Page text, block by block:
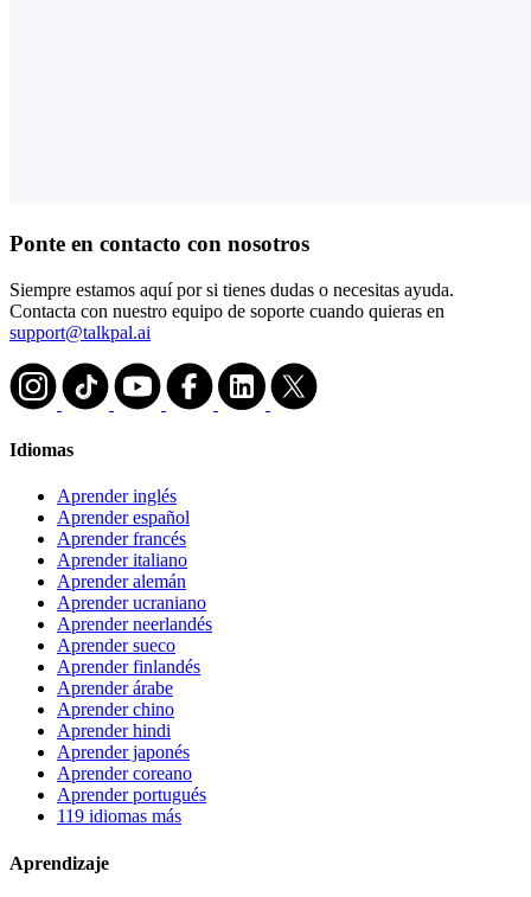
Ponte en contacto con nosotros
Siempre estamos aquí por si tienes dudas o necesitas ayuda.
Contacta con nuestro equipo de soporte cuando quieras en
support@talkpal.ai
Idiomas
Aprender inglés
Aprender español
Aprender francés
Aprender italiano
Aprender alemán
Aprender ucraniano
Aprender neerlandés
Aprender sueco
Aprender finlandés
Aprender árabe
Aprender chino
Aprender hindi
Aprender japonés
Aprender coreano
Aprender portugués
119 idiomas más
Aprendizaje